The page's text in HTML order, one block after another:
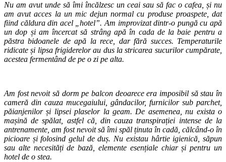
Nu am avut unde să îmi încălzesc un ceai sau să fac o cafea, și nu
am avut acces la un mic dejun normal cu produse proaspete, dat
fiind căldura din acel „hotel”. Am improvizat dintr-o pungă cu apă
un dop și am încercat să strâng apă în cada de la baie pentru a
păstra bidoanele de apă la rece, dar fără succes. Temperaturile
ridicate și lipsa frigiderelor au dus la stricarea sucurilor cumpărate,
acestea fermentând de pe o zi pe alta.
Am fost nevoit să dorm pe balcon deoarece era imposibil să stau în
cameră din cauza mucegaiului, gândacilor, furnicilor sub parchet,
păianjenilor și lipsei plaselor la geam. De asemenea, nu exista o
mașină de spălat, astfel că, din cauza transpirației intense de la
antrenamente, am fost nevoit să îmi spăl ținuta în cadă, călcând-o în
picioare și folosind gelul de duș. Nu existau hârtie igienică, săpun
sau alte necesități de bază, elemente esențiale chiar și pentru un
hotel de o stea.